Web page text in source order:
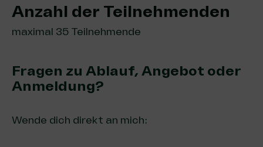
Anzahl der Teilnehmenden
maximal 35 Teilnehmende
Fragen zu Ablauf, Angebot oder
Anmeldung?
Wende dich direkt an mich: